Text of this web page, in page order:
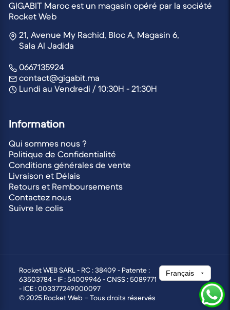
GIGABIT Maroc est un magasin opéré par la société
Rocket Web
21, Avenue My Rachid, Bloc A, Magasin 6,
Sala Al Jadida
0667135924
contact@gigabit.ma
Lundi au Vendredi / 10:30H - 21:30H
Information
Qui sommes nous ?
Politique de Confidentialité
Conditions générales de vente
Livraison et Délais
Retours et Remboursements
Contactez nous
Suivre le colis
Rocket WEB SARL - RC : 38409 - Patente :
63503784 - IF : 54009946 - CNSS : 5089771
- ICE : 003377249000097
© 2025 Rocket Web – Tous droits réservés